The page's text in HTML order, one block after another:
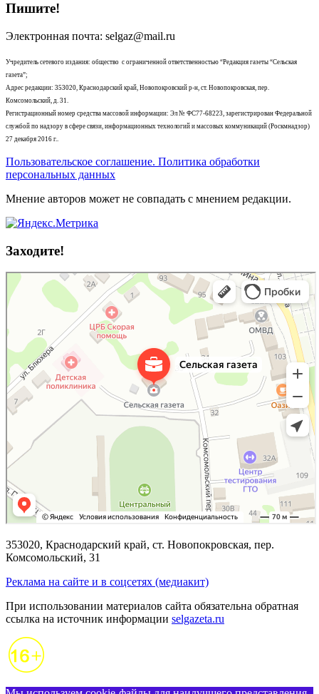
Пишите!
Электронная почта: selgaz@mail.ru
Учредитель сетевого издания: общество с ограниченной ответственностью “Редакция газеты “Сельская
газета”;
Адрес редакции: 353020, Краснодарский край, Новопокровский р-н, ст. Новопокровская, пер.
Комсомольский, д. 31.
Регистрационный номер средства массовой информации: Эл № ФС77-68223, зарегистрирован Федеральной
службой по надзору в сфере связи, информационных технологий и массовых коммуникаций (Роскмнадзор)
27 декабря 2016 г..
Пользовательское соглашение. Политика обработки
персональных данных
Мнение авторов может не совпадать с мнением редакции.
Заходите!
353020, Краснодарский край, ст. Новопокровская, пер.
Комсомольский, 31
Реклама на сайте и в соцсетях (медиакит)
При использовании материалов сайта обязательна обратная
ссылка на источник информации selgazeta.ru